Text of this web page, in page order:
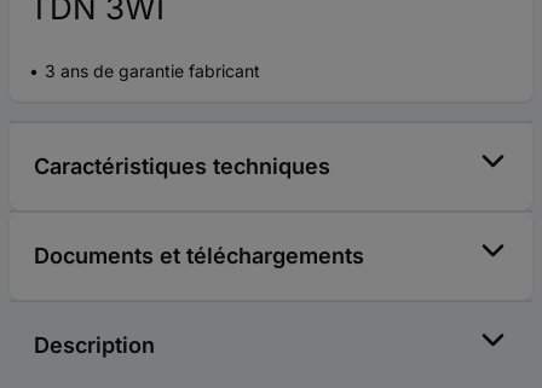
TDN 3WI
3 ans de garantie fabricant
Caractéristiques techniques
Documents et téléchargements
Description